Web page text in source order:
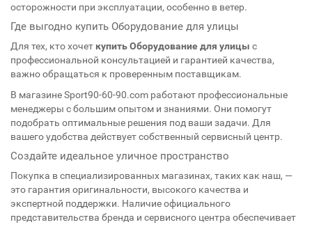
осторожности при эксплуатации, особенно в ветер.
Где выгодно купить Оборудование для улицы
Для тех, кто хочет купитьОборудование для улицы с
профессиональной консультацией и гарантией качества,
важно обращаться к проверенным поставщикам.
В магазине Sport90-60-90.com работают профессиональные
менеджеры с большим опытом и знаниями. Они помогут
подобрать оптимальные решения под ваши задачи. Для
вашего удобства действует собственный сервисный центр.
Создайте идеальное уличное пространство
Покупка в специализированных магазинах, таких как наш, —
это гарантия оригинальности, высокого качества и
экспертной поддержки. Наличие официального
представительства бренда и сервисного центра обеспечивает